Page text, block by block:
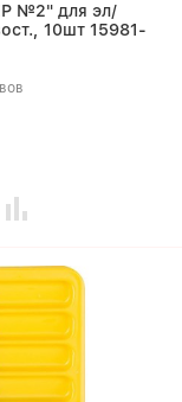
№2" для эл/
10шт 15981-